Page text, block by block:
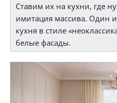
Ставим их на кухни, где
имитация массива. Один
кухня в стиле
белые фасады.